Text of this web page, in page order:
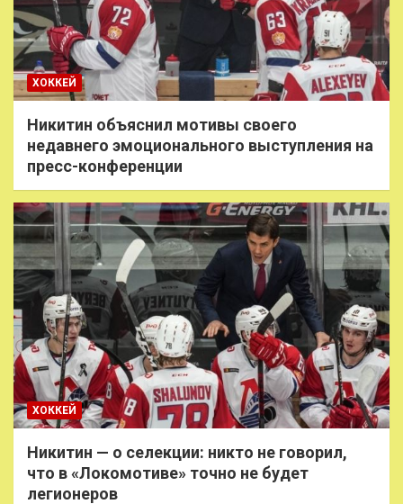
ХОККЕЙ
Никитин объяснил мотивы своего
недавнего эмоционального выступления на
пресс-конференции
ХОККЕЙ
Никитин — о селекции: никто не говорил,
что в «Локомотиве» точно не будет
легионеров